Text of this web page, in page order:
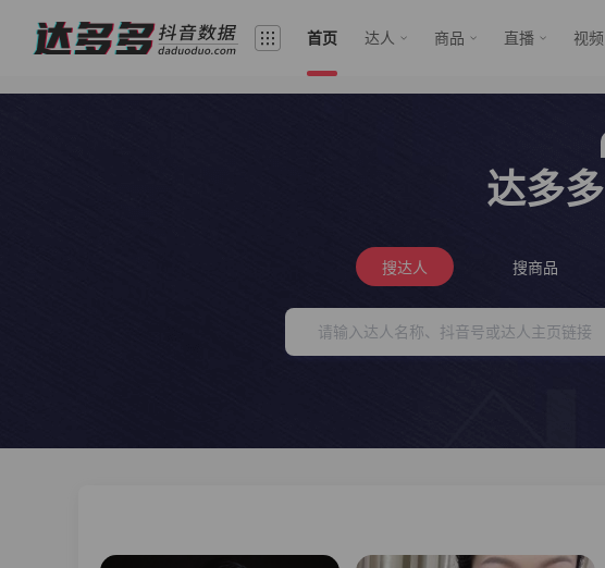
首页 达人 商品 直播 视频
达多多
搜达人 搜商品